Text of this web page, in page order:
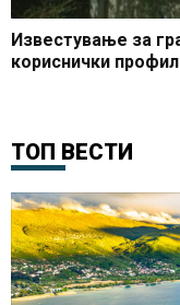
Известување за
кориснички
ТОП ВЕСТИ